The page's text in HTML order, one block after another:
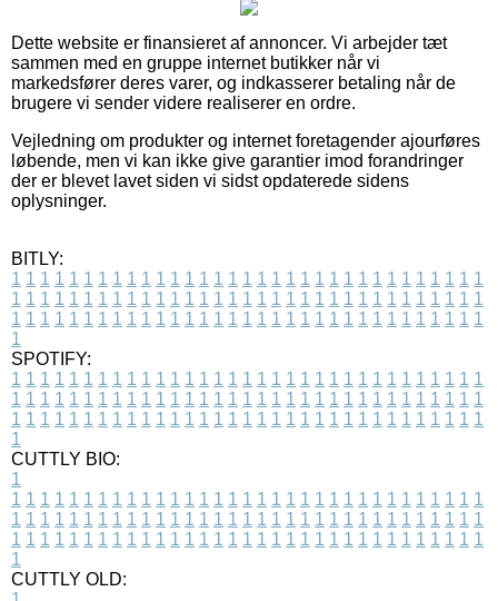
Dette website er finansieret af annoncer. Vi arbejder tæt
sammen med en gruppe internet butikker når vi
markedsfører deres varer, og indkasserer betaling når de
brugere vi sender videre realiserer en ordre.
Vejledning om produkter og internet foretagender ajourføres
løbende, men vi kan ikke give garantier imod forandringer
der er blevet lavet siden vi sidst opdaterede sidens
oplysninger.
BITLY:
1 1 1 1 1 1 1 1 1 1 1 1 1 1 1 1 1 1 1 1 1 1 1 1 1 1 1 1 1 1 1 1 1
1 1 1 1 1 1 1 1 1 1 1 1 1 1 1 1 1 1 1 1 1 1 1 1 1 1 1 1 1 1 1 1 1
1 1 1 1 1 1 1 1 1 1 1 1 1 1 1 1 1 1 1 1 1 1 1 1 1 1 1 1 1 1 1 1 1
1
SPOTIFY:
1 1 1 1 1 1 1 1 1 1 1 1 1 1 1 1 1 1 1 1 1 1 1 1 1 1 1 1 1 1 1 1 1
1 1 1 1 1 1 1 1 1 1 1 1 1 1 1 1 1 1 1 1 1 1 1 1 1 1 1 1 1 1 1 1 1
1 1 1 1 1 1 1 1 1 1 1 1 1 1 1 1 1 1 1 1 1 1 1 1 1 1 1 1 1 1 1 1 1
1
CUTTLY BIO:
1
1 1 1 1 1 1 1 1 1 1 1 1 1 1 1 1 1 1 1 1 1 1 1 1 1 1 1 1 1 1 1 1 1
1 1 1 1 1 1 1 1 1 1 1 1 1 1 1 1 1 1 1 1 1 1 1 1 1 1 1 1 1 1 1 1 1
1 1 1 1 1 1 1 1 1 1 1 1 1 1 1 1 1 1 1 1 1 1 1 1 1 1 1 1 1 1 1 1 1
1
CUTTLY OLD: